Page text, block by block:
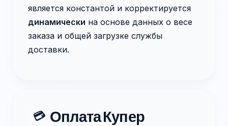
является константой и корректируется
динамически на основе данных о весе
заказа и общей загрузке службы
доставки.
💳 Оплата Купер